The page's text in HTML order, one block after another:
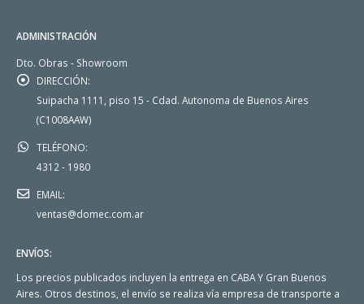
ADMINISTRACIÓN
Dto. Obras - Showroom
DIRECCIÓN:
Suipacha 1111, piso 15 - Cdad. Autonoma de Buenos Aires
(C1008AAW)
TELÉFONO:
4312 - 1980
EMAIL:
ventas@domec.com.ar
ENVÍOS:
Los precios publicados incluyen la entrega en CABA Y Gran Buenos
Aires. Otros destinos, el envío se realiza vía empresa de transporte a